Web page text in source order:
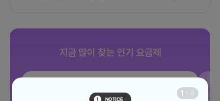
지금 많이 찾는 인기 요금제
JOY 500분 30GB 1